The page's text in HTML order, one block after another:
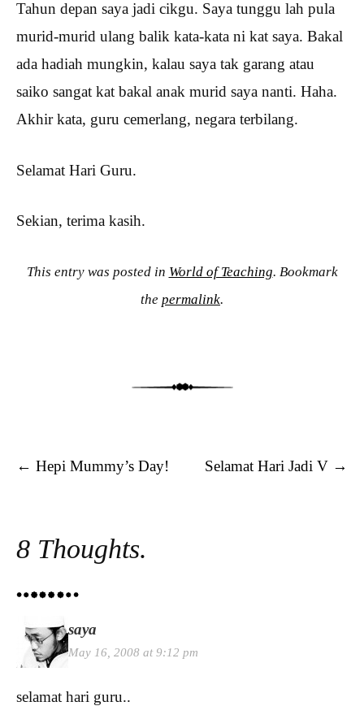
Tahun depan saya jadi cikgu. Saya tunggu lah pula
murid-murid ulang balik kata-kata ni kat saya. Bakal
ada hadiah mungkin, kalau saya tak garang atau
saiko sangat kat bakal anak murid saya nanti. Haha.
Akhir kata, guru cemerlang, negara terbilang.
Selamat Hari Guru.
Sekian, terima kasih.
This entry was posted in World of Teaching. Bookmark
the permalink.
Post navigation
← Hepi Mummy’s Day! Selamat Hari Jadi V →
8 Thoughts.
saya
May 16, 2008 at 9:12 pm
selamat hari guru..